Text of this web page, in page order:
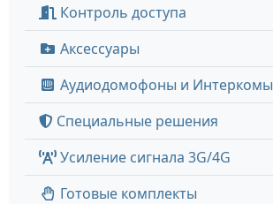
Контроль доступа
Аксессуары
Аудиодомофоны и Интеркомы
Специальные решения
Усиление сигнала 3G/4G
Готовые комплекты